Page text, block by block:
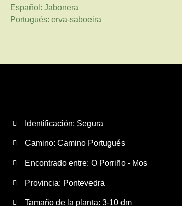
Español: Jabonera
Portugués: erva-saboeira
Identificación: Segura
Camino: Camino Portugués
Encontrado entre: O Porriño - Mos
Provincia: Pontevedra
Tamaño de la planta: 3-10 dm